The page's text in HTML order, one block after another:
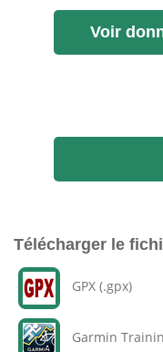
Voir
Télécharger le
GPX (.gpx)
Garmin